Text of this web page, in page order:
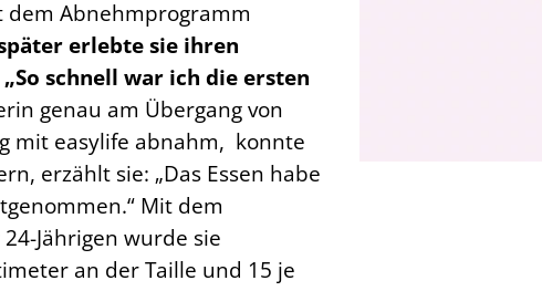
dem Abnehmprogramm
erlebte sie ihren
schnell war ich die ersten
genau am Übergang von
mit easylife abnahm, konnte
erzählt sie: „Das Essen habe
Mit dem
Jährigen wurde sie
an der Taille und 15 je